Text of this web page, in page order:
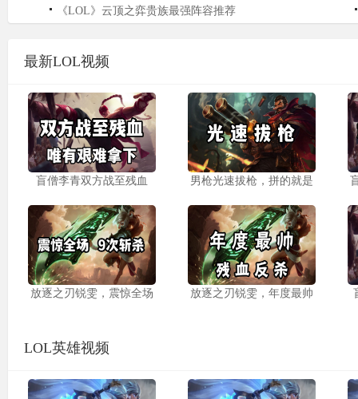
《LOL》云顶之弈贵族最强阵容推荐
最新LOL视频
盲僧李青双方战至残血 男枪光速拔枪，拼的就是
放逐之刃锐雯，震惊全场 放逐之刃锐雯，年度最帅
LOL英雄视频